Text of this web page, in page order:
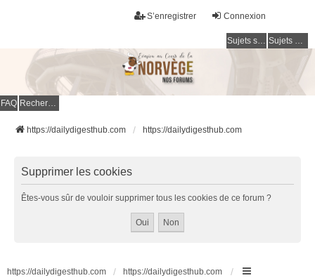
Connexion
S’enregistrer
Sujets sans réponse Sujets actifs
FAQ Rechercher
https://dailydigesthub.com https://dailydigesthub.com
Supprimer les cookies
Êtes-vous sûr de vouloir supprimer tous les cookies de ce forum ?
https://dailydigesthub.com https://dailydigesthub.com